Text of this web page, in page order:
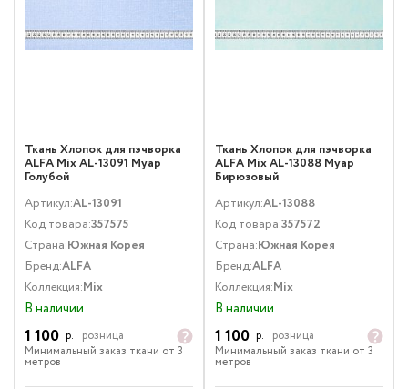
Ткань Хлопок для пэчворка
ALFA Mix AL-13091 Муар
Голубой
Артикул:AL-13091
Код товара:357575
Страна:Южная Корея
Бренд:ALFA
Коллекция:Mix
В наличии
1 100 р.
розница
Минимальный заказ ткани от 3
метров
Ткань Хлопок для пэчворка
ALFA Mix AL-13088 Муар
Бирюзовый
Артикул:AL-13088
Код товара:357572
Страна:Южная Корея
Бренд:ALFA
Коллекция:Mix
В наличии
1 100 р.
розница
Минимальный заказ ткани от 3
метров